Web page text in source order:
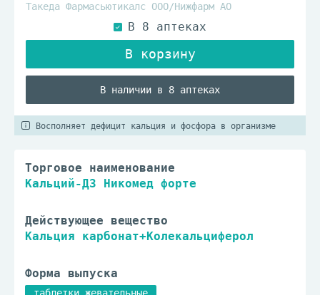
Такеда Фармасьютикалс ООО/Нижфарм АО
В наличии в 8 аптеках
Восполняет дефицит кальция и фосфора в организме
Торговое наименование
Кальций-Д3 Никомед форте
Действующее вещество
Кальция карбонат+Колекальциферол
Форма выпуска